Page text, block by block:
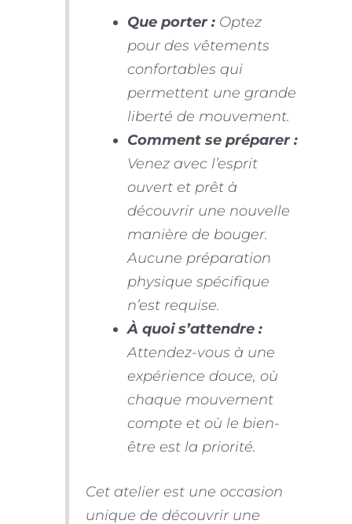
Que porter :Optez
pour des vêtements
confortables qui
permettent une grande
liberté de mouvement.
Comment se préparer :
Venez avec l’esprit
ouvert et prêt à
découvrir une nouvelle
manière de bouger.
Aucune préparation
physique spécifique
n’est requise.
À quoi s’attendre :
Attendez-vous à une
expérience douce, où
chaque mouvement
compte et où le bien-
être est la priorité.
Cet atelier est une occasion
unique de découvrir une